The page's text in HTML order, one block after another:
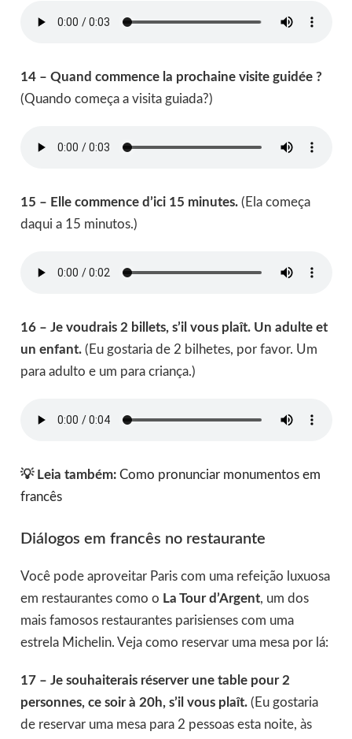
14 – Quand commence la prochaine visite guidée ?
(Quando começa a visita guiada?)
15 – Elle commence d’ici 15 minutes.(Ela começa
daqui a 15 minutos.)
16 – Je voudrais 2 billets, s’il vous plaît. Un adulte et
un enfant.(Eu gostaria de 2 bilhetes, por favor. Um
para adulto e um para criança.)
💡 Leia também: Como pronunciar monumentos em
francês
Diálogos em francês no restaurante
Você pode aproveitar Paris com uma refeição luxuosa
em restaurantes como o La Tour d’Argent, um dos
mais famosos restaurantes parisienses com uma
estrela Michelin. Veja como reservar uma mesa por lá:
17 – Je souhaiterais réserver une table pour 2
personnes, ce soir à 20h, s’il vous plaît.(Eu gostaria
de reservar uma mesa para 2 pessoas esta noite, às